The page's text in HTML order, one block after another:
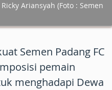
Ariansyah (Foto : Semen
Semen Padang FC
pemain
menghadapi Dewa